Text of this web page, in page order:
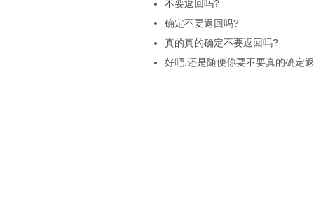
不要返回吗?
确定不要返回吗?
真的真的确定不要返回吗?
好吧.还是随便你要不要真的确定